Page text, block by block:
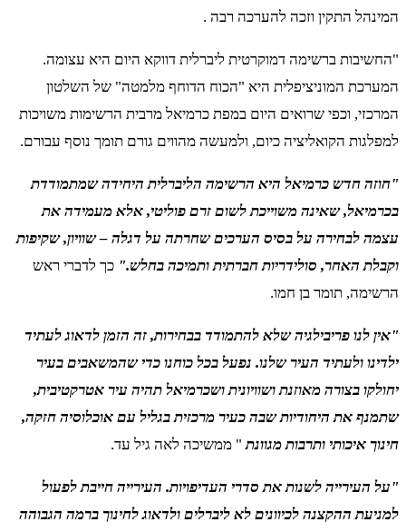
המינהל התקין וזכה להערכה רבה .
"החשיבות ברשימה דמוקרטית ליברלית דווקא היום היא עצומה.
המערכת המוניציפלית היא "הכוח הדוחף מלמטה" של השלטון
המרכזי, וכפי שרואים היום במפת כרמיאל מרבית הרשימות משויכות
למפלגות הקואליציה כיום, ולמעשה מהווים גורם תומך נוסף עבורם.
"חוזה חדש כרמיאל היא הרשימה הליברלית היחידה שמתמודדת
בכרמיאל, שאינה משוייכת לשום זרם פוליטי, אלא מעמידה את
עצמה לבחירה על בסיס הערכים שחרתה על דגלה – שוויון, שקיפות
וקבלת האחר, סולידריות חברתית ותמיכה בחלש." כך לדברי ראש
הרשימה, תומר בן חמו.
"אין לנו פריבילגיה שלא להתמודד בבחירות, זה הזמן לדאוג לעתיד
ילדינו ולעתיד העיר שלנו. נפעל בכל כוחנו כדי שהמשאבים בעיר
יחולקו בצורה מאוזנת ושוויונית ושכרמיאל תהיה עיר אטרקטיבית,
שתמנף את היחודיות שבה כעיר מרכזית בגליל עם אוכלוסיה חזקה,
חינוך איכותי ותרבות מגוונת " ממשיכה לאה גיל עד.
"על העירייה לשנות את סדרי העדיפויות. העירייה חייבת לפעול
למניעת ההקצנה לכיוונים לא ליברלים ולדאוג לחינוך ברמה הגבוהה